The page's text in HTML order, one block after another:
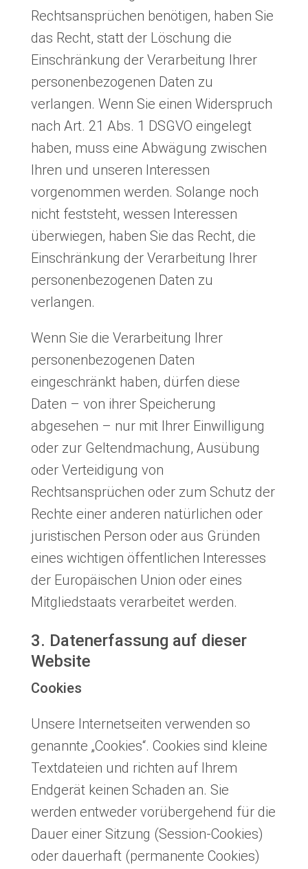
Rechtsansprüchen benötigen, haben Sie
das Recht, statt der Löschung die
Einschränkung der Verarbeitung Ihrer
personenbezogenen Daten zu
verlangen. Wenn Sie einen Widerspruch
nach Art. 21 Abs. 1 DSGVO eingelegt
haben, muss eine Abwägung zwischen
Ihren und unseren Interessen
vorgenommen werden. Solange noch
nicht feststeht, wessen Interessen
überwiegen, haben Sie das Recht, die
Einschränkung der Verarbeitung Ihrer
personenbezogenen Daten zu
verlangen.
Wenn Sie die Verarbeitung Ihrer
personenbezogenen Daten
eingeschränkt haben, dürfen diese
Daten – von ihrer Speicherung
abgesehen – nur mit Ihrer Einwilligung
oder zur Geltendmachung, Ausübung
oder Verteidigung von
Rechtsansprüchen oder zum Schutz der
Rechte einer anderen natürlichen oder
juristischen Person oder aus Gründen
eines wichtigen öffentlichen Interesses
der Europäischen Union oder eines
Mitgliedstaats verarbeitet werden.
3. Datenerfassung auf dieser
Website
Cookies
Unsere Internetseiten verwenden so
genannte „Cookies“. Cookies sind kleine
Textdateien und richten auf Ihrem
Endgerät keinen Schaden an. Sie
werden entweder vorübergehend für die
Dauer einer Sitzung (Session-Cookies)
oder dauerhaft (permanente Cookies)